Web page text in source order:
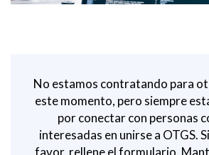
No estamos contratando para
este momento, pero siempre
por conectar con personas
interesadas en unirse a OTGS.
favor, rellene el formulario.